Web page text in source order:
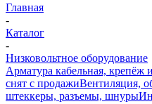
Главная
-
Каталог
-
Низковольтное оборудование
Арматура кабельная, крепёж
снят с продажиВентиляция,
штеккеры, разъемы, шнуры